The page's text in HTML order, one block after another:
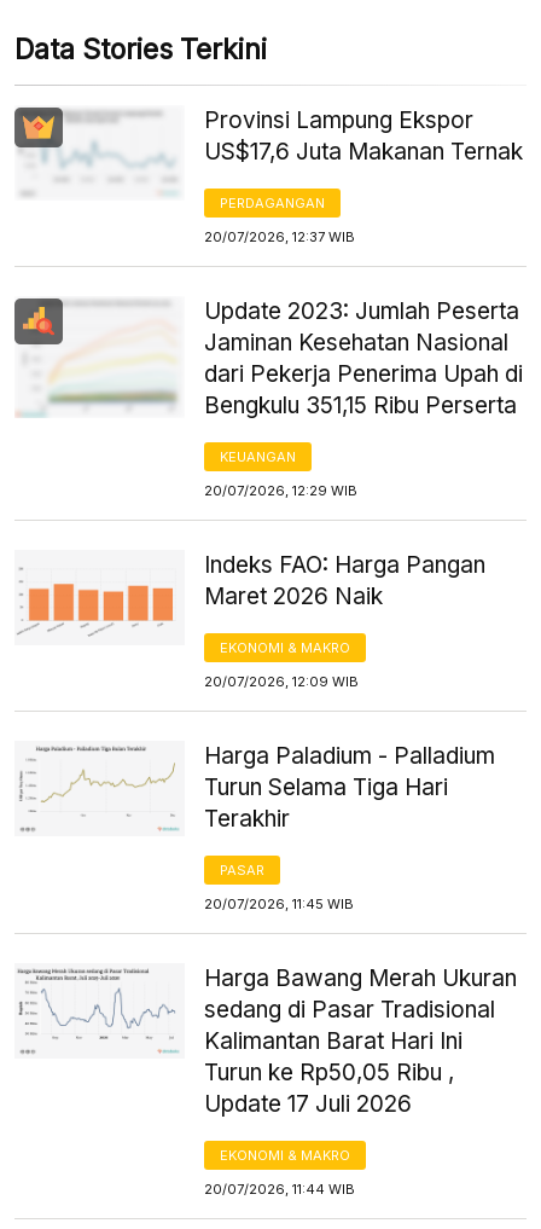
Data Stories Terkini
Provinsi Lampung Ekspor
US$17,6 Juta Makanan Ternak
PERDAGANGAN
20/07/2026, 12:37 WIB
Update 2023: Jumlah Peserta
Jaminan Kesehatan Nasional
dari Pekerja Penerima Upah di
Bengkulu 351,15 Ribu Perserta
KEUANGAN
20/07/2026, 12:29 WIB
Indeks FAO: Harga Pangan
Maret 2026 Naik
EKONOMI & MAKRO
20/07/2026, 12:09 WIB
Harga Paladium - Palladium
Turun Selama Tiga Hari
Terakhir
PASAR
20/07/2026, 11:45 WIB
Harga Bawang Merah Ukuran
sedang di Pasar Tradisional
Kalimantan Barat Hari Ini
Turun ke Rp50,05 Ribu ,
Update 17 Juli 2026
EKONOMI & MAKRO
20/07/2026, 11:44 WIB